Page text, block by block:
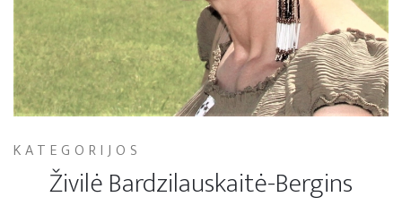
KATEGORIJOS
Živilė Bardzilauskaitė-Bergins